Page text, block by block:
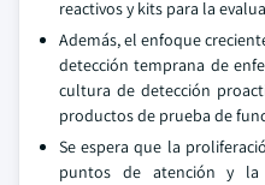
reactivos y kits para la
Además, el enfoque
detección temprana de
cultura de detección
productos de prueba de
Se espera que la
puntos de atención y la